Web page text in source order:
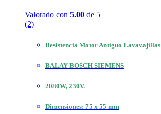
Valorado con 5.00 de 5
(2)
Resistencia Motor Antiguo Lavavajillas
BALAY BOSCH SIEMENS
2080W, 230V.
Dimensiones: 75 x 55 mm